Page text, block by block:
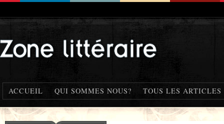
ACCUEIL QUI SOMMES NOUS? TOUS LES ARTICLES